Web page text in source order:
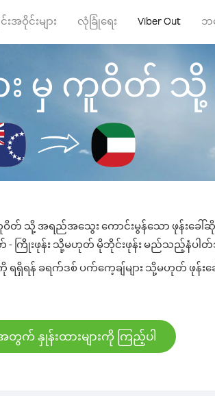
အဝိုင်းများ လုံခြုံရေး Viber Out ဘ
မှ ကူဝိတ် သို့
တ် သို့ အရည်အသွေး ကောင်းမွန်သော ဖုန်းခေါ်
- ကြိုးဖုန်း သို့မဟုတ် မိုဘိုင်းဖုန်း မည်သည့်နံပါတ်
ရရှိရန် ခရက်ဒစ် ပက်ကေ့ချ်များ သို့မဟုတ် ဖုန်
က် နှုန်းထားများကို ကြည့်ပါ